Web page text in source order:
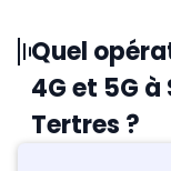
Quel
4G et 5G
Tertres ?